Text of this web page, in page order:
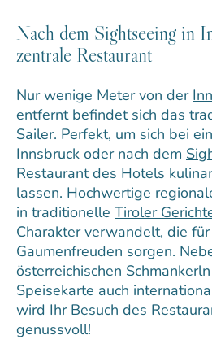
Nach dem Sightseeing in
zentrale Restaurant
Nur wenige Meter von der
entfernt befindet sich das
Sailer. Perfekt, um sich bei
Innsbruck oder nach dem
Restaurant des Hotels
lassen. Hochwertige
in traditionelle Tiroler
Charakter verwandelt, die
Gaumenfreuden sorgen.
österreichischen
Speisekarte auch
wird Ihr Besuch des
genussvoll!